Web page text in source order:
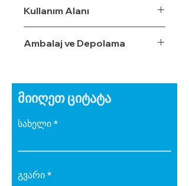
Kullanım Alanı
Ambalaj ve Depolama
მიიღეთ ციტატა
სახელი
გვარი